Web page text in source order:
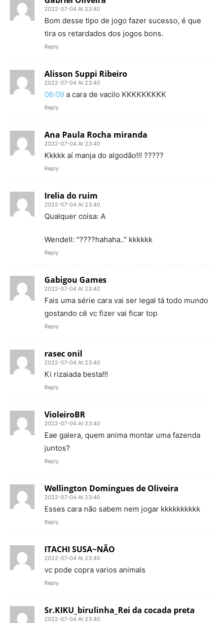
2022-07-04 At 23:40
Bom desse tipo de jogo fazer sucesso, é que
tira os retardados dos jogos bons.
Reply
Alisson Suppi Ribeiro
2022-07-04 At 23:40
06:09 a cara de vacilo KKKKKKKKK
Reply
Ana Paula Rocha miranda
2022-07-04 At 23:40
Kkkkk aí manja do algodão!!! ?????
Reply
Irelia do ruim
2022-07-04 At 23:40
Qualquer coisa: A
Wendell: "????hahaha.." kkkkkk
Reply
Gabigou Games
2022-07-04 At 23:40
Fais uma série cara vai ser legal tá todo mundo
gostando cê vc fizer vai ficar top
Reply
rasec onil
2022-07-04 At 23:40
Ki rizaiada besta!!!
Reply
VioleiroBR
2022-07-04 At 23:40
Eae galera, quem anima montar uma fazenda
juntos?
Reply
Wellington Domingues de Oliveira
2022-07-04 At 23:40
Esses cara não sabem nem jogar kkkkkkkkkk
Reply
ITACHI SUSA~NÃO
2022-07-04 At 23:40
vc pode copra varios animals
Reply
Sr.KIKU_birulinha_Rei da cocada preta
2022-07-04 At 23:40